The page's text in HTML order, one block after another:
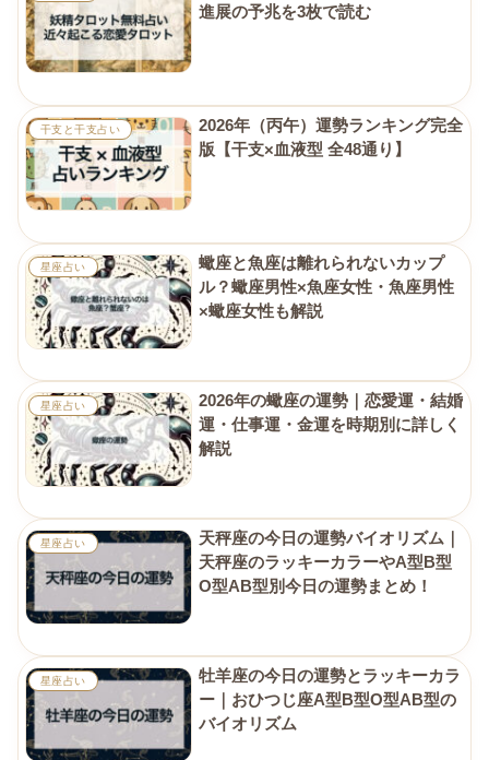
進展の予兆を3枚で読む
干支と干支占い
2026年（丙午）運勢ランキング完全
版【干支×血液型 全48通り】
星座占い
蠍座と魚座は離れられないカップ
ル？蠍座男性×魚座女性・魚座男性
×蠍座女性も解説
星座占い
2026年の蠍座の運勢｜恋愛運・結婚
運・仕事運・金運を時期別に詳しく
解説
星座占い
天秤座の今日の運勢バイオリズム｜
天秤座のラッキーカラーやA型B型
O型AB型別今日の運勢まとめ！
星座占い
牡羊座の今日の運勢とラッキーカラ
ー｜おひつじ座A型B型O型AB型の
バイオリズム